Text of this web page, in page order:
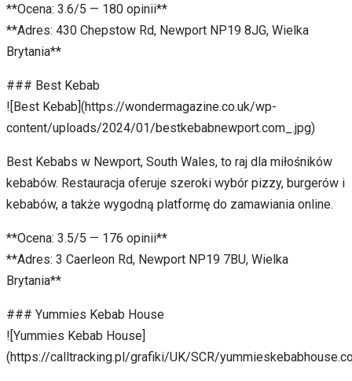
**Ocena: 3.6/5 — 180 opinii**
**Adres: 430 Chepstow Rd, Newport NP19 8JG, Wielka
Brytania**
### Best Kebab
![Best Kebab](https://wondermagazine.co.uk/wp-
content/uploads/2024/01/bestkebabnewport.com_.jpg)
Best Kebabs w Newport, South Wales, to raj dla miłośników
kebabów. Restauracja oferuje szeroki wybór pizzy, burgerów i
kebabów, a także wygodną platformę do zamawiania online.
**Ocena: 3.5/5 — 176 opinii**
**Adres: 3 Caerleon Rd, Newport NP19 7BU, Wielka
Brytania**
### Yummies Kebab House
![Yummies Kebab House]
(https://calltracking.pl/grafiki/UK/SCR/